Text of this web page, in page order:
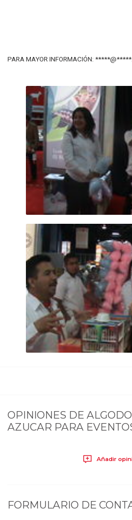
PARA MAYOR INFORMACIÓN:
OPINIONES DE
AZUCAR PARA
Añadir
FORMULARIO DE